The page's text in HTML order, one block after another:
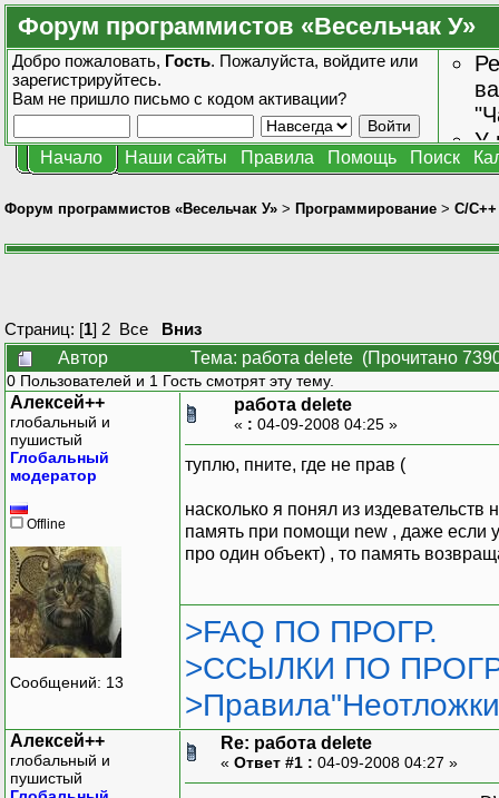
Форум программистов «Весельчак У»
Добро пожаловать, Гость. Пожалуйста, войдите или
зарегистрируйтесь.
Вам не пришло письмо с кодом активации?
У
Начало Наши сайты Правила Помощь Поиск
Форум программистов «Весельчак У» > Программирование > C/C++
Страниц: [1] 2 Все
Вниз
Автор
Тема: работа delete (Прочитано
0 Пользователей и 1 Гость смотрят эту тему.
Алексей++
глобальный и
пушистый
Глобальный
модератор
Offline
Сообщений: 13
работа delete
« : 04-09-2008 04:25 »
туплю, пните, где не прав (
насколько я понял из
память при помощи new , даже если
про один объект) , то память
>FAQ ПО ПРОГР.
>ССЫЛКИ ПО
Алексей++
глобальный и
пушистый
Re: работа delete
« Ответ #1 : 04-09-2008 04:27 »